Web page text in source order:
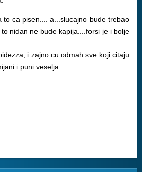
ca pisen.... a...slucajno bude trebao
nidan ne bude kapija....forsi je i bolje
i zajno cu odmah sve koji citaju
i puni veselja.